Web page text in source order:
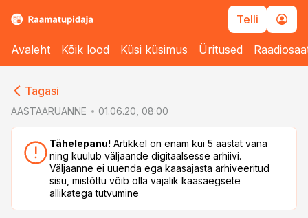
Telli
Avaleht Kõik lood Küsi küsimus Üritused
Tagasi
AASTAARUANNE 01.06.20, 08:00
Tähelepanu! Artikkel on enam kui 5 aastat vana
ning kuulub väljaande digitaalsesse arhiivi.
Väljaanne ei uuenda ega kaasajasta arhiveeritud
sisu, mistõttu võib olla vajalik kaasaegsete
allikatega tutvumine